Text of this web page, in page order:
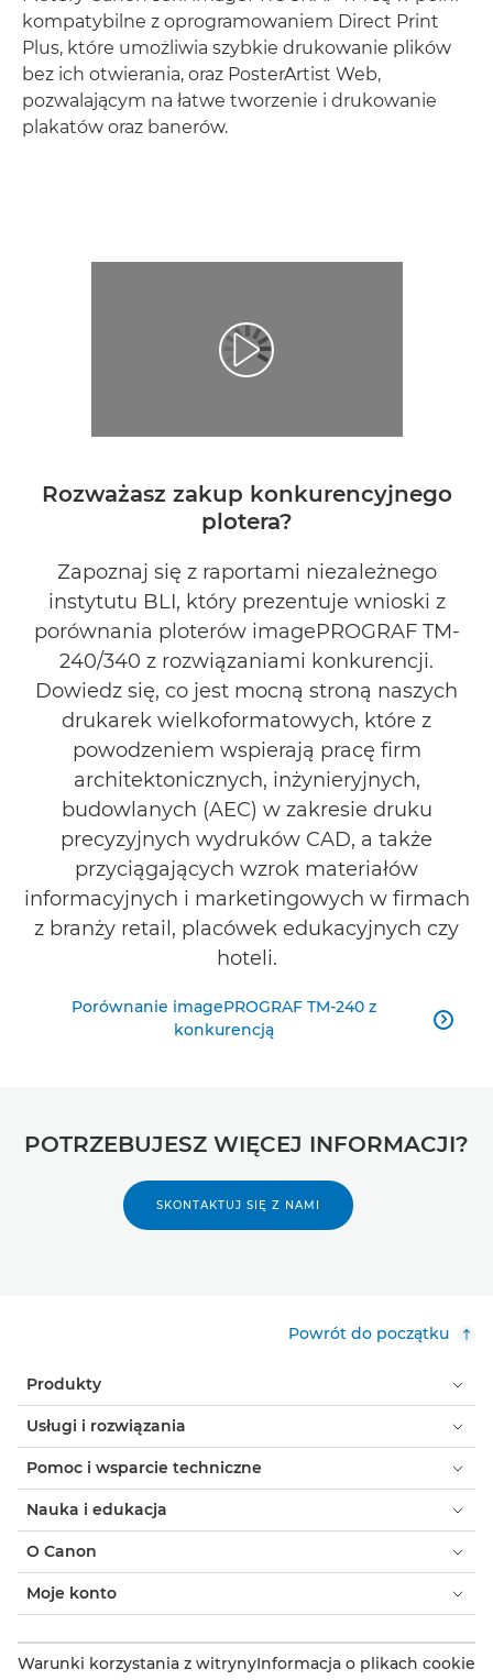
kompatybilne z oprogramowaniem Direct Print
Plus, które umożliwia szybkie drukowanie plików
bez ich otwierania, oraz PosterArtist Web,
pozwalającym na łatwe tworzenie i drukowanie
plakatów oraz banerów.
Rozważasz zakup konkurencyjnego
plotera?
Zapoznaj się z raportami niezależnego
instytutu BLI, który prezentuje wnioski z
porównania ploterów imagePROGRAF TM-
240/340 z rozwiązaniami konkurencji.
Dowiedz się, co jest mocną stroną naszych
drukarek wielkoformatowych, które z
powodzeniem wspierają pracę firm
architektonicznych, inżynieryjnych,
budowlanych (AEC) w zakresie druku
precyzyjnych wydruków CAD, a także
przyciągających wzrok materiałów
informacyjnych i marketingowych w firmach
z branży retail, placówek edukacyjnych czy
hoteli.
Porównanie imagePROGRAF TM-240 z
konkurencją

POTRZEBUJESZ WIĘCEJ INFORMACJI?
SKONTAKTUJ SIĘ Z NAMI
Powrót do początku
Produkty
Usługi i rozwiązania
Pomoc i wsparcie techniczne
Nauka i edukacja
O Canon
Moje konto
Warunki korzystania z witrynyInformacja o plikach cookie